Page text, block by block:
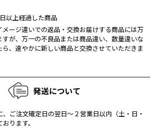
以上経過した商品
メージ違いでの返品・交換お届けする商品には万
が、万⼀の不良品または商品違い、数量違いな
ら、速やかに新しい商品と交換させていただきま
発送について
ご注文確定日の翌日〜２営業日以内（土・日・
ります。